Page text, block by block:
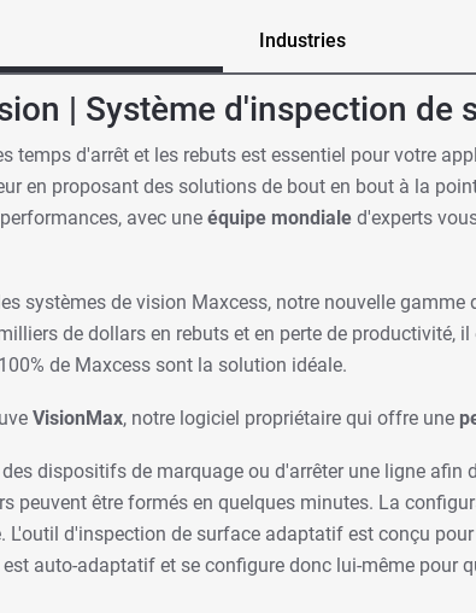
Industries
| Système d'inspection de
temps d'arrêt et les rebuts est essentiel pour votre
en proposant des solutions de bout en bout à la
avec une équipe mondiale d'experts
systèmes de vision Maxcess, notre nouvelle
de dollars en rebuts et en perte de productivité,
de Maxcess sont la solution idéale.
VisionMax, notre logiciel propriétaire qui offre une
dispositifs de marquage ou d'arrêter une ligne afin
peuvent être formés en quelques minutes. La
L'outil d'inspection de surface adaptatif est conçu
auto-adaptatif et se configure donc lui-même pour